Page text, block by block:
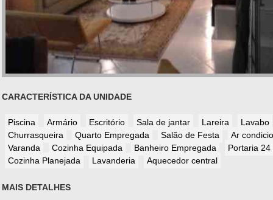
CARACTERÍSTICA DA UNIDADE
Piscina Armário Escritório Sala de jantar Lareira
Lavabo
Churrasqueira
Quarto Empregada Salão de Festa
Ar
Varanda
Cozinha Equipada Banheiro Empregada
Portaria 24
Cozinha Planejada
Lavanderia Aquecedor central
MAIS DETALHES